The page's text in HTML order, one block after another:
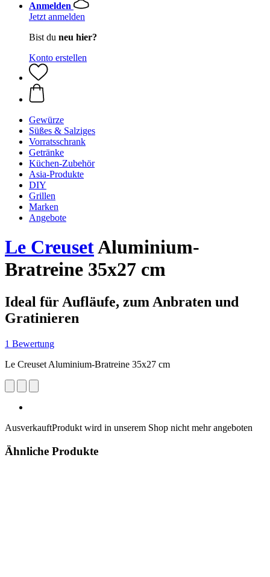
Anmelden
Jetzt anmelden
Bist du neu hier?
Konto erstellen
Gewürze
Süßes & Salziges
Vorratsschrank
Getränke
Küchen-Zubehör
Asia-Produkte
DIY
Grillen
Marken
Angebote
Le CreusetAluminium-
Bratreine 35x27 cm
Ideal für Aufläufe, zum Anbraten und
Gratinieren
1 Bewertung
Le Creuset Aluminium-Bratreine 35x27 cm
AusverkauftProdukt wird in unserem Shop nicht mehr angeboten
Ähnliche Produkte